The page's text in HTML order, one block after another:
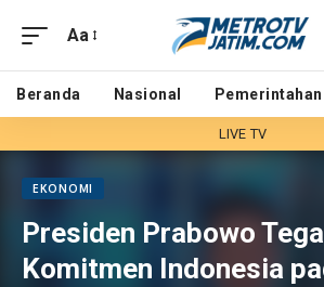
Aa
Beranda Nasional Pemerintahan
LIVE TV
EKONOMI
Presiden Prabowo
Komitmen Indonesia